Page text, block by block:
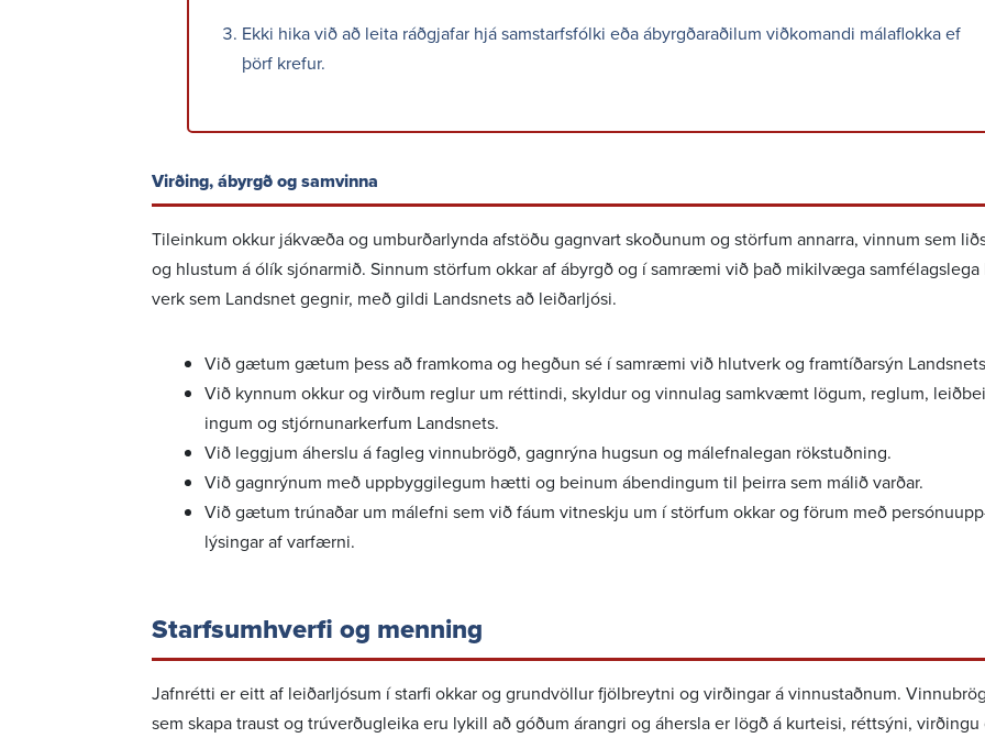
Ekki hika við að leita ráðgjafar hjá samstarfs­fólki eða ábyrgð­ar­að­ilum viðkom­andi mála­flokka ef
þörf krefur.
Virð­ing, ábyrgð og samvinna
Tileinkum okkur jákvæða og umburð­ar­lynda afstöðu gagn­vart skoð­unum og störfum annarra, vinnum sem
og hlustum á ólík sjón­ar­mið. Sinnum störfum okkar af ábyrgð og í samræmi við það mikil­væga
verk sem Landsnet gegnir, með gildi Landsnets að leið­ar­ljósi.
Við gætum gætum þess að fram­koma og hegðun sé í samræmi við hlut­verk og fram­tíð­arsýn
Við kynnum okkur og virðum reglur um rétt­indi, skyldur og vinnulag samkvæmt lögum, reglum,
ingum og stjórn­un­ar­kerfum Landsnets.
Við leggjum áherslu á fagleg vinnu­brögð, gagn­rýna hugsun og málefna­legan rökstuðn­ing.
Við gagn­rýnum með uppbyggi­legum hætti og beinum ábend­ingum til þeirra sem málið varðar.
Við gætum trún­aðar um málefni sem við fáum vitn­eskju um í störfum okkar og förum með
lýs­ingar af varfærni.
Starfs­um­hverfi og menning
Jafn­rétti er eitt af leið­ar­ljósum í starfi okkar og grund­völlur fjöl­breytni og virð­ingar á vinnu­staðnum.
sem skapa traust og trúverð­ug­leika eru lykill að góðum árangri og áhersla er lögð á kurt­eisi, rétt­sýni, virð­ingu